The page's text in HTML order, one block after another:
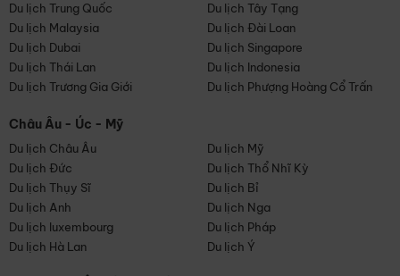
Du lịch Trung Quốc
Du lịch Tây Tạng
Du lịch Malaysia
Du lịch Đài Loan
Du lịch Dubai
Du lịch Singapore
Du lịch Thái Lan
Du lịch Indonesia
Du lịch Trương Gia Giới
Du lịch Phượng Hoàng Cổ Trấn
Châu Âu - Úc - Mỹ
Du lịch Châu Âu
Du lịch Mỹ
Du lịch Đức
Du lịch Thổ Nhĩ Kỳ
Du lịch Thụy Sĩ
Du lịch Bỉ
Du lịch Anh
Du lịch Nga
Du lịch luxembourg
Du lịch Pháp
Du lịch Hà Lan
Du lịch Ý